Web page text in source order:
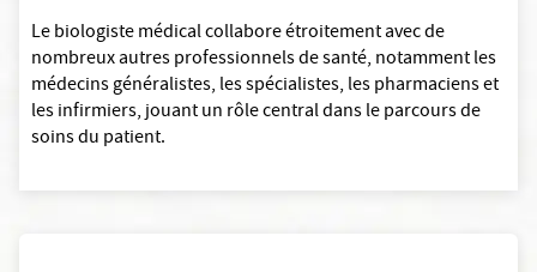
Le biologiste médical collabore étroitement avec de
nombreux autres professionnels de santé, notamment les
médecins généralistes, les spécialistes, les pharmaciens et
les infirmiers, jouant un rôle central dans le parcours de
soins du patient.